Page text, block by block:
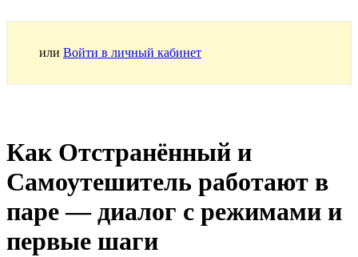
или Войти в личный кабинет
Как Отстранённый и
Самоутешитель работают в
паре — диалог с режимами и
первые шаги